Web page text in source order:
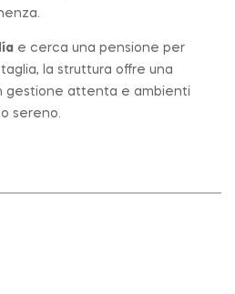
e cerca una pensione per
la struttura offre una
gestione attenta e ambienti
sereno.